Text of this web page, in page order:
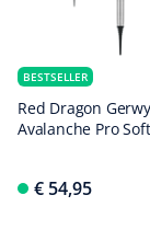
BESTSELLER
Red Dragon
Avalanche Pro
€ 54,95